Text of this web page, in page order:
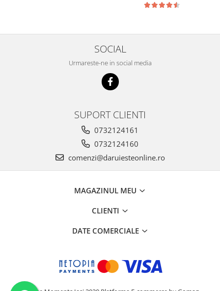
SOCIAL
Urmareste-ne in social media
SUPORT CLIENTI
0732124161
0732124160
comenzi@daruiesteonline.ro
MAGAZINUL MEU
CLIENTI
DATE COMERCIALE